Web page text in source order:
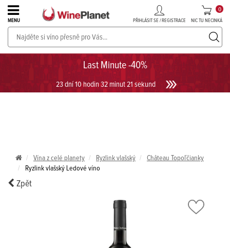
Last Minute -40%
23 dní 10 hodin 32 minut 21 sekund
MENU PŘIHLÁSIT SE / REGISTRACE NIC TU NECINKÁ
0
PROSECCO v akci až do -30%!UKÁZAT PROSECCO
Vína z celé planety Ryzlink vlašský
Château Topoľčianky
Ryzlink vlašský Ledové víno
Zpět